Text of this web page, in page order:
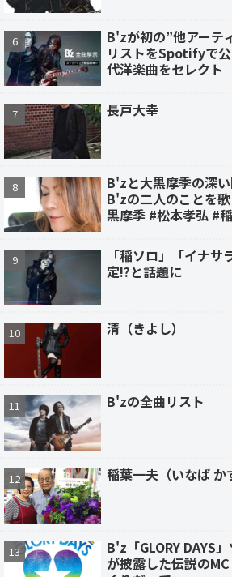
B'zが初の”他アーテ
リストをSpotifyで
代洋楽曲をセレクト
長戸大幸
B'zと大黒摩季の深
B'zの二人のことを
黒摩季 #松本孝弘 #
「稲ソロ」「イナ
定!?と話題に
清（きよし）
B'zの全曲リスト
稲葉一夫（いなば か
B'z「GLORY DAYS
が披露した伝説の